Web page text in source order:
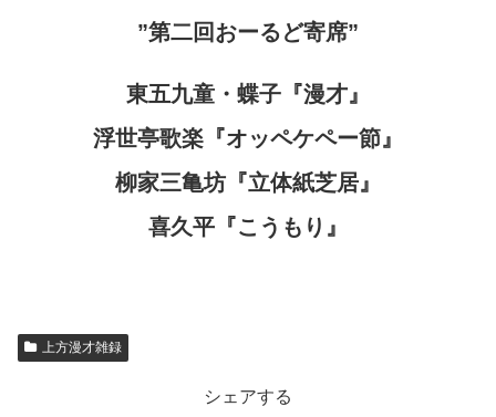
”第二回おーるど寄席”
東五九童・蝶子『漫才』
浮世亭歌楽『オッペケペー節』
柳家三亀坊『立体紙芝居』
喜久平『こうもり』
上方漫才雑録
シェアする